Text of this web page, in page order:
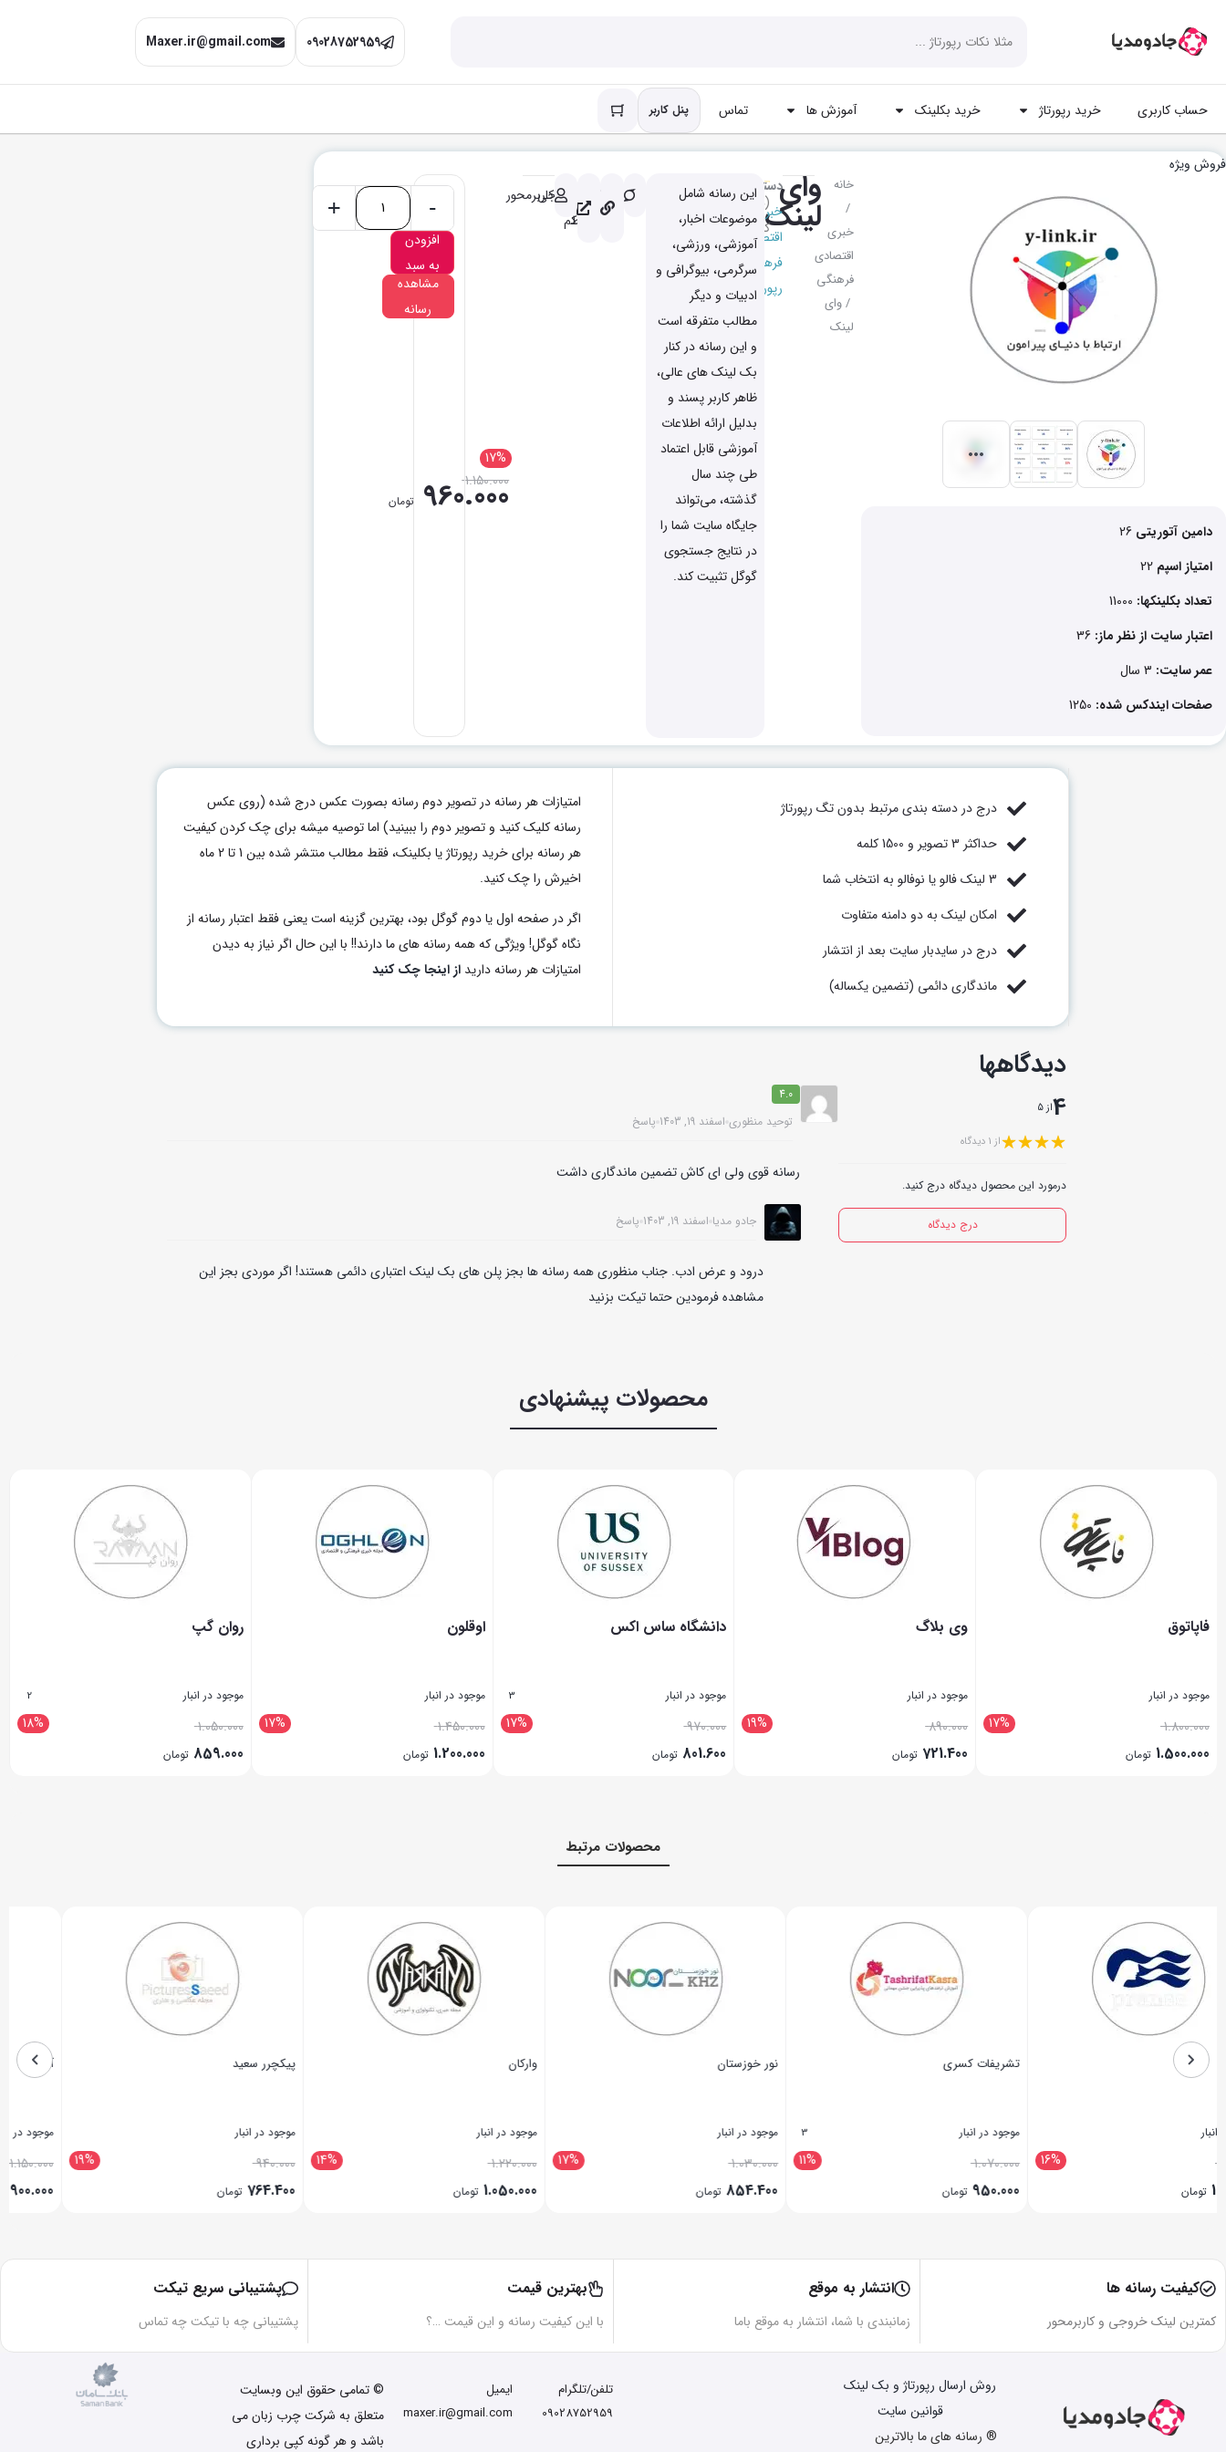
09028752959
Maxer.ir@gmail.com
حساب کاربری خرید رپورتاژ خرید بکلینک آموزش ها تماس پنل کاربر
فروش ویژه
دامین آتوریتی 26
امتیاز اسپم
تعداد بکلینکها:
اعتبار سایت از نظر ماز:
عمر سایت:
صفحات ایندکس شده:
وای
لینک
خانه
/
خبری
اقتصادی
فرهنگی
/ وای
لینک
دسته
خبری
اقتصادی
فرهنگی
رپورتاژ
(دیدگاه
کاربر1
)
این رسانه شامل
موضوعات اخبار،
آموزشی، ورزشی،
سرگرمی، بیوگرافی و
ادبیات و دیگر
مطالب متفرقه است
و این رسانه در کنار
بک لینک های عالی،
ظاهر کاربر پسند و
بدلیل ارائه اطلاعات
آموزشی قابل اعتماد
طی چند سال
گذشته، می‌تواند
جایگاه سایت شما را
در نتایج جستجوی
گوگل تثبیت کند.
مرتبط
خروجی
کم
کاربرمحور
17%
1.150.000
960.000 تومان
-
+
افزودن
به سبد
مشاهده
رسانه
درج در دسته بندی مرتبط بدون تگ رپورتاژ
حداکثر 3 تصویر و 1500 کلمه
3 لینک فالو یا نوفالو به انتخاب شما
امکان لینک به دو دامنه متفاوت
درج در سایدبار سایت بعد از انتشار
ماندگاری دائمی (تضمین یکساله)
امتیازات هر رسانه در تصویر دوم رسانه بصورت عکس درج شده (روی عکس
رسانه کلیک کنید و تصویر دوم را ببینید) اما توصیه میشه برای چک کردن کیفیت
هر رسانه برای خرید رپورتاژ یا بکلینک، فقط مطالب منتشر شده بین 1 تا 2 ماه
اخیرش را چک کنید.
اگر در صفحه اول یا دوم گوگل بود، بهترین گزینه است یعنی فقط اعتبار رسانه از
نگاه گوگل! ویژگی که همه رسانه های ما دارند!! با این حال اگر نیاز به دیدن
امتیازات هر رسانه داریداز اینجا چک کنید
دیدگاهها
4از 5
از 1 دیدگاه
درمورد این محصول دیدگاه درج کنید.
درج دیدگاه
4.0
توحید منظوری اسفند 19, 1403 پاسخ
رسانه قوی ولی ای کاش تضمین ماندگاری داشت
جادو مدیا اسفند 19, 1403 پاسخ
درود و عرض ادب. جناب منظوری همه رسانه ها بجز پلن های بک لینک اعتباری دائمی هستند! اگر موردی بجز این
مشاهده فرمودین حتما تیکت بزنید
محصولات پیشنهادی
فاپاتوق
موجود در انبار
17% 1.800.000
1.500.000 تومان
وی بلاگ
موجود در انبار
19% 890.000
721.400 تومان
دانشگاه ساس اکس
موجود در انبار 3
17% 970.000
801.600 تومان
اوقلون
موجود در انبار
17% 1.450.000
1.200.000 تومان
روان گپ
موجود در انبار 2
18% 1.050.000
859.000 تومان
محصولات مرتبط
موجود در انبار
1.150.000
900.000 تومان
صحت لرنینگ (بک لینک)
موجود در انبار
3.700.000
2.500.000 تومان
جوان طرح
موجود در انبار
1.260.000
1.065.000 تومان
د برندز
موجود در انبار
1.370.000
1.100.000 تومان
آرنا کلاک
موجود در انبار
1.580.000
1.200.000 تومان
کیفیت رسانه ها
کمترین لینک خروجی و کاربرمحور
انتشار به موقع
زمانبندی با شما، انتشار به موقع باما
بهترین قیمت
با این کیفیت رسانه و این قیمت …؟
پشتیبانی سریع تیکت
پشتیبانی چه با تیکت چه تماس
روش ارسال رپورتاژ و بک لینک
قوانین سایت
® رسانه های ما بالاترین
تلفن/تلگرام
09028752959
ایمیل
maxer.ir@gmail.com
© تمامی حقوق این وبسایت
متعلق به شرکت چرب زبان می
باشد و هر گونه کپی برداری